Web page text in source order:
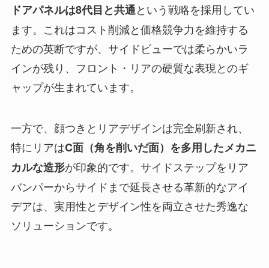
ドアパネルは8代目と共通という戦略を採用してい
ます。これはコスト削減と価格競争力を維持する
ための英断ですが、サイドビューでは柔らかいラ
インが残り、フロント・リアの硬質な表現とのギ
ャップが生まれています。
一方で、顔つきとリアデザインは完全刷新され、
特にリアはC面（角を削いだ面）を多用したメカニ
カルな造形が印象的です。サイドステップをリア
バンパーからサイドまで延長させる革新的なアイ
デアは、実用性とデザイン性を両立させた秀逸な
ソリューションです。